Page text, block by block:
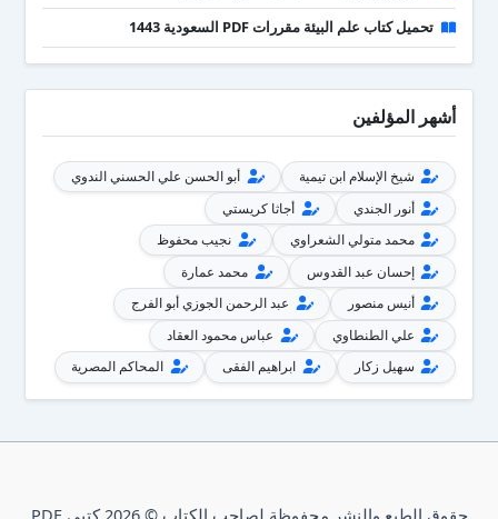
تحميل كتاب علم البيئة مقررات PDF السعودية 1443
أشهر المؤلفين
شيخ الإسلام ابن تيمية
أبو الحسن علي الحسني الندوي
أنور الجندي
أجاثا كريستي
محمد متولي الشعراوي
نجيب محفوظ
إحسان عبد القدوس
محمد عمارة
أنيس منصور
عبد الرحمن الجوزي أبو الفرج
علي الطنطاوي
عباس محمود العقاد
سهيل زكار
ابراهيم الفقى المحاكم المصرية
حقوق الطبع والنشر محفوظة لصاحب الكتاب © 2026 كتبي PDF